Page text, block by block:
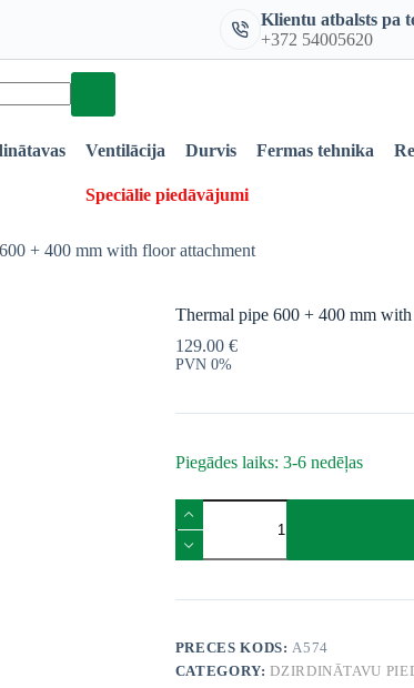
Klientu atbalsts pa
+372 54005620
Ventilācija Durvis Fermas tehnika
Speciālie piedāvājumi
+ 400 mm with floor attachment
Thermal pipe 600 + 400 mm
129.00 €
PVN 0%
Piegādes laiks: 3-6 nedēļas
Thermal
pipe
600
+
mm
floor
attachment
quantity
PRECES KODS:A574
CATEGORY:DZIRDINĀTAVU